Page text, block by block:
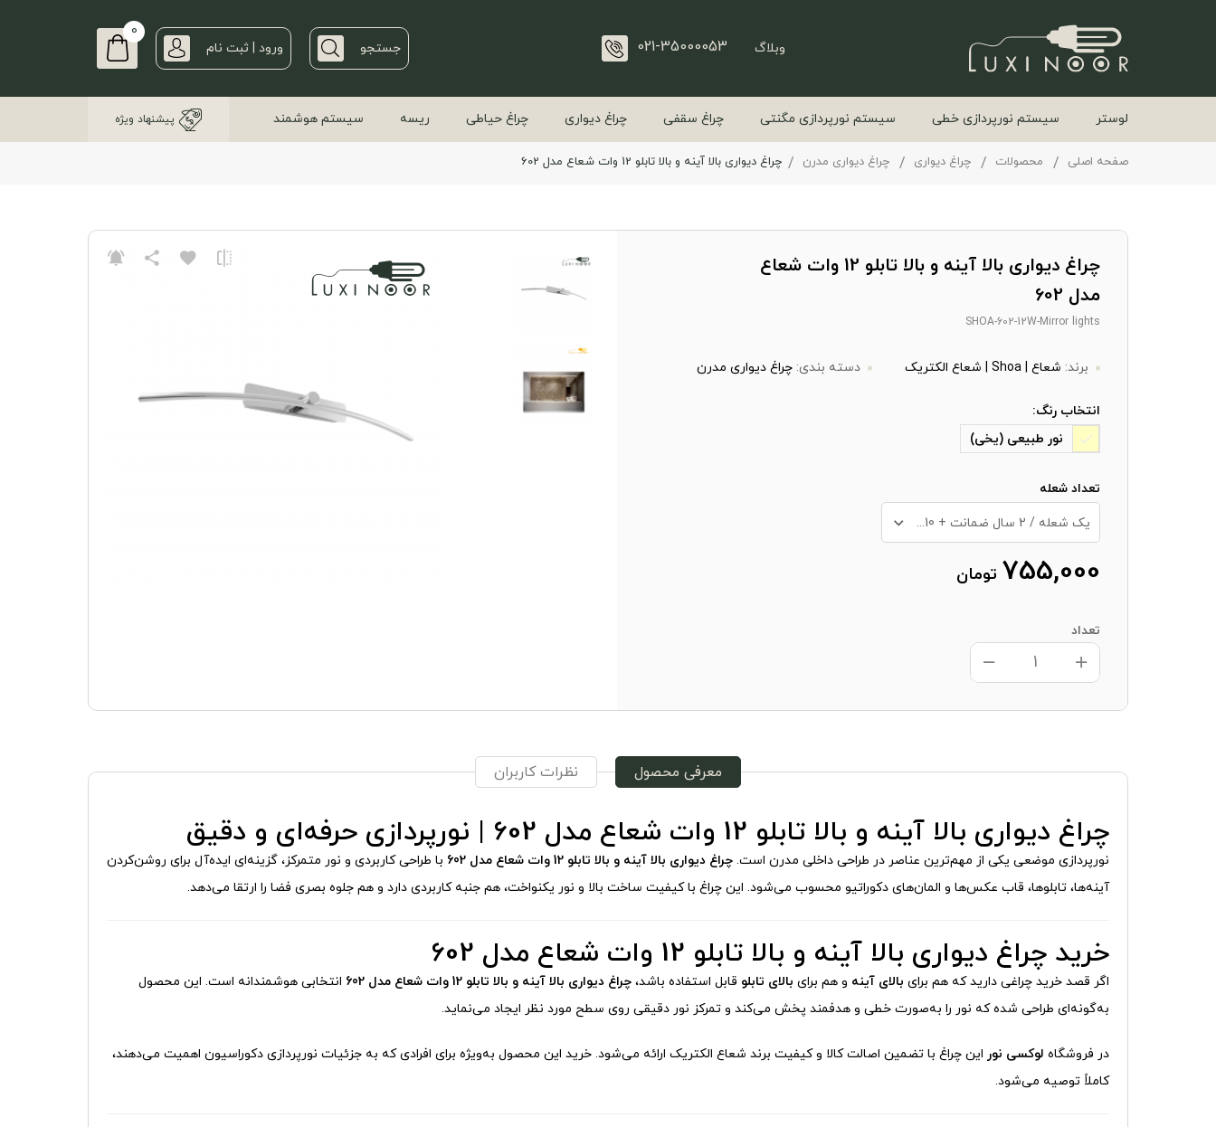
وبلاگ 021-35000053 جستجو ورود | ثبت نام
0
لوستر سیستم نورپردازی خطی سیستم نورپردازی مگنتی چراغ سقفی چراغ دیواری چراغ حیاطی ریسه سیستم هوشمند پیشنهاد ویژه
صفحه اصلی محصولات چراغ دیواری چراغ دیواری مدرن چراغ دیواری بالا آینه و بالا تابلو 12 وات شعاع مدل 602
چراغ دیواری بالا آینه و بالا تابلو 12 وات شعاع
مدل 602
SHOA-602-12W-Mirror lights
برند: شعاع | Shoa | شعاع الکتریک دسته بندی: چراغ دیواری مدرن
انتخاب رنگ:
نور طبیعی (یخی)
تعداد شعله
یک شعله / 2 سال ضمانت + 10 سال خدمات پس از فروش
755,000 تومان
تعداد
معرفی محصول نظرات کاربران
چراغ دیواری بالا آینه و بالا تابلو 12 وات شعاع مدل 602 | نورپردازی حرفه‌ای و دقیق
نورپردازی موضعی یکی از مهم‌ترین عناصر در طراحی داخلی مدرن است. چراغ دیواری بالا آینه و بالا تابلو 12 وات شعاع مدل 602
با طراحی کاربردی و نور متمرکز، گزینه‌ای ایده‌آل برای روشن‌کردن
آینه‌ها، تابلوها، قاب عکس‌ها و المان‌های دکوراتیو محسوب می‌شود. این چراغ با کیفیت ساخت بالا و نور یکنواخت، هم جنبه کاربردی دارد و هم جلوه بصری فضا را ارتقا می‌دهد.
خرید چراغ دیواری بالا آینه و بالا تابلو 12 وات شعاع مدل 602
اگر قصد خرید چراغی دارید که هم برای بالای آینه و هم برای بالای تابلو قابل استفاده باشد، چراغ دیواری بالا آینه و بالا تابلو 12 وات شعاع مدل 602
انتخابی هوشمندانه است. این محصول
به‌گونه‌ای طراحی شده که نور را به‌صورت خطی و هدفمند پخش می‌کند و تمرکز نور دقیقی روی سطح مورد نظر ایجاد می‌نماید.
در فروشگاه لوکسی نور این چراغ با تضمین اصالت کالا و کیفیت برند شعاع الکتریک ارائه می‌شود. خرید این محصول به‌ویژه برای افرادی که به جزئیات نورپردازی دکوراسیون اهمیت می‌دهند،
کاملاً توصیه می‌شود.